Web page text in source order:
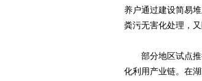
养户通过建设简易
粪污无害化处理，
部分地区试点推
化利用产业链。在